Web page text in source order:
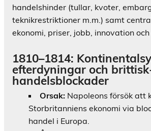
handelshinder (tullar, kvoter,
teknikrestriktioner m.m.) samt
ekonomi, priser, jobb, innovation
1810–1814:
efterdyningar och
handelsblockader
Orsak: Napoleons försök att
Storbritanniens ekonomi via
handel i Europa.